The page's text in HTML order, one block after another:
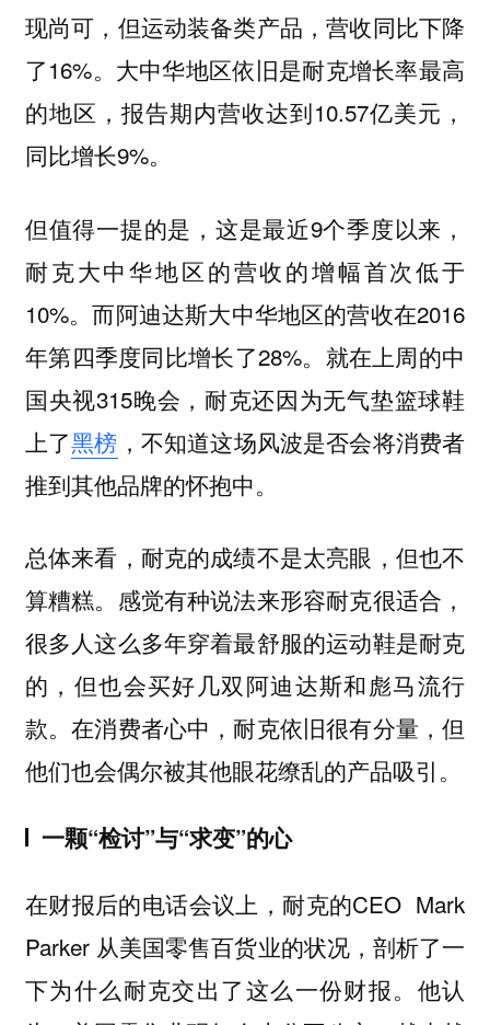
现尚可，但运动装备类产品，营收同比下降
了16%。大中华地区依旧是耐克增长率最高
的地区，报告期内营收达到10.57亿美元，
同比增长9%。
但值得一提的是，这是最近9个季度以来，
耐克大中华地区的营收的增幅首次低于
10%。而阿迪达斯大中华地区的营收在2016
年第四季度同比增长了28%。就在上周的中
国央视315晚会，耐克还因为无气垫篮球鞋
上了黑榜 ，不知道这场风波是否会将消费者
推到其他品牌的怀抱中。
总体来看，耐克的成绩不是太亮眼，但也不
算糟糕。感觉有种说法来形容耐克很适合，
很多人这么多年穿着最舒服的运动鞋是耐克
的，但也会买好几双阿迪达斯和彪马流行
款。在消费者心中，耐克依旧很有分量，但
他们也会偶尔被其他眼花缭乱的产品吸引。
一颗“检讨”与“求变”的心
在财报后的电话会议上，耐克的CEO Mark
Parker 从美国零售百货业的状况，剖析了一
下为什么耐克交出了这么一份财报。他认